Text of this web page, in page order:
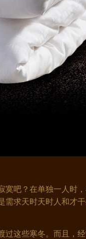
吧？在单独一人时
求天时天时人和才
这些寒冬。而且，